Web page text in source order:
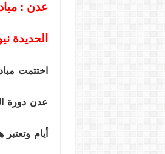
عدن :
الحديدة
عدن دورة